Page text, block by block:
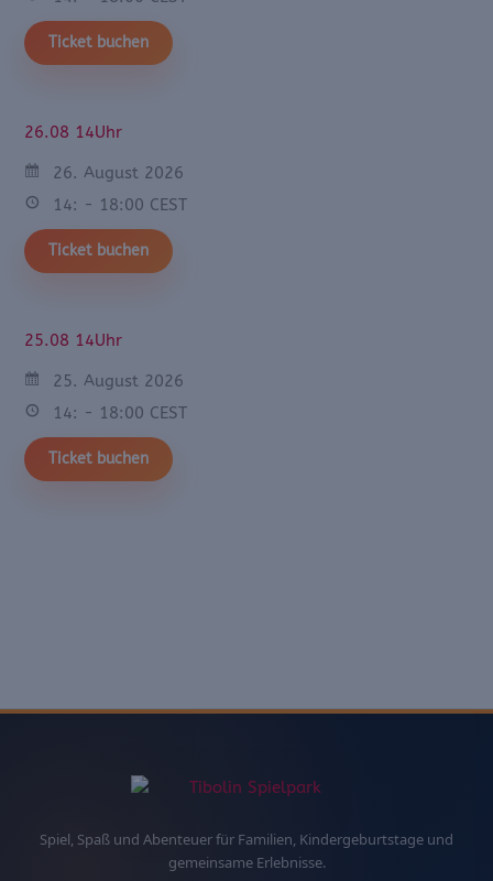
Ticket buchen
26.08 14Uhr
26. August 2026
14: - 18:00 CEST
Ticket buchen
25.08 14Uhr
25. August 2026
14: - 18:00 CEST
Ticket buchen
Spiel, Spaß und Abenteuer für Familien, Kindergeburtstage und
gemeinsame Erlebnisse.